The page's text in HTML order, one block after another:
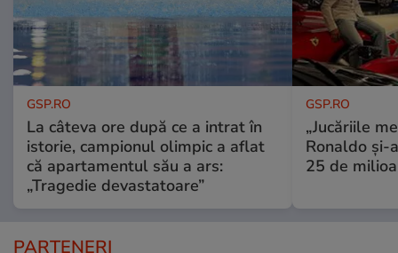
GSP.RO
La câteva ore după ce a intrat în
istorie, campionul olimpic a aflat
că apartamentul său a ars:
„Tragedie devastatoare”
GSP.RO
„Jucăriile
Ronaldo și-
25 de
PARTENERI